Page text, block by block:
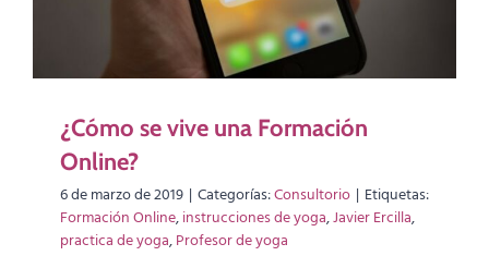
¿Cómo se vive una Formación
Online?
6 de marzo de 2019 | Categorías:Consultorio | Etiquetas:
Formación Online,instrucciones de yoga,Javier Ercilla,
practica de yoga,Profesor de yoga